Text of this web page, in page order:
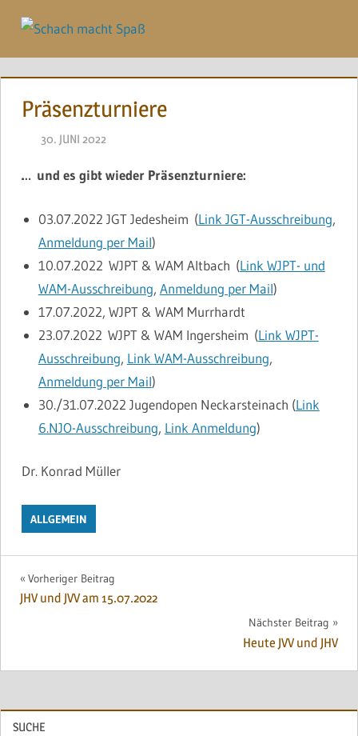
Inhalt
springen
Präsenzturniere
30. JUNI 2022
… und es gibt wieder Präsenzturniere:
03.07.2022 JGT Jedesheim (Link JGT-Ausschreibung,
Anmeldung per Mail)
10.07.2022 WJPT & WAM Altbach (Link WJPT- und
WAM-Ausschreibung, Anmeldung per Mail)
17.07.2022, WJPT & WAM Murrhardt
23.07.2022 WJPT & WAM Ingersheim (Link WJPT-
Ausschreibung, Link WAM-Ausschreibung,
Anmeldung per Mail)
30./31.07.2022 Jugendopen Neckarsteinach (Link
6.NJO-Ausschreibung, Link Anmeldung)
Dr. Konrad Müller
ALLGEMEIN
Beitragsnavigation
Vorheriger Beitrag
JHV und JVV am 15.07.2022
Nächster Beitrag
Heute JVV und JHV
SUCHE